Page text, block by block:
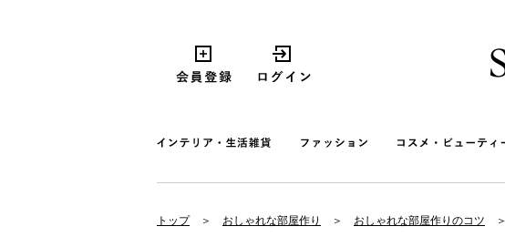
トップ おしゃれな部屋作り おしゃれな部屋作りのコツ